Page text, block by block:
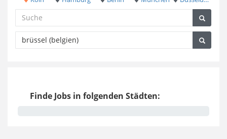
Finde Jobs in folgenden Städten: